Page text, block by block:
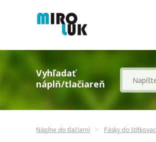
Vyhľadať
náplň/tlačiareň
Náplne do tlačiarní Pásky do